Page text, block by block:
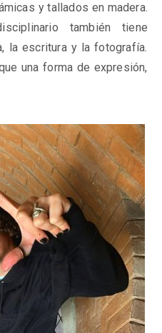
y tallados en madera.
también tiene
la escritura y la fotografía.
una forma de expresión,